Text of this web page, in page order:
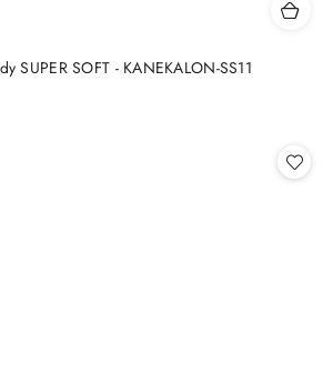
SUPER SOFT - KANEKALON-SS11